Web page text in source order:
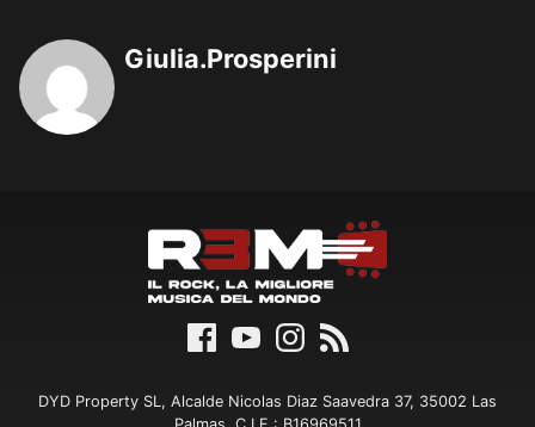
Giulia.Prosperini
DYD Property SL, Alcalde Nicolas Diaz Saavedra 37, 35002 Las